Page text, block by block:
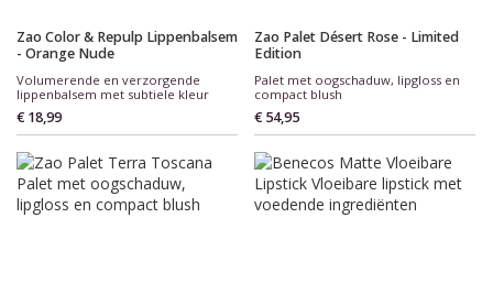
Zao Color & Repulp Lippenbalsem
- Orange Nude
Volumerende en verzorgende
lippenbalsem met subtiele kleur
€ 18,99
Zao Palet Désert Rose - Limited
Edition
Palet met oogschaduw, lipgloss en
compact blush
€ 54,95